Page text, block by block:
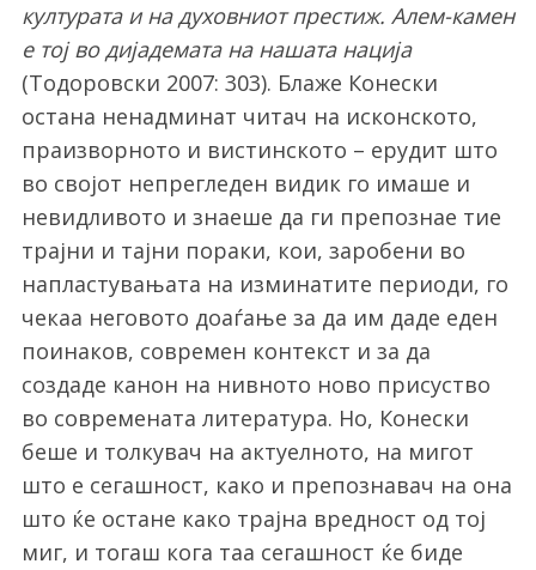
културата и на духовниот престиж. Алем-камен
е тој во дијадемата на нашата нација
(Тодоровски 2007: 303). Блаже Конески
остана ненадминат читач на исконското,
праизворното и вистинското – ерудит што
во својот непрегледен видик го имаше и
невидливото и знаеше да ги препознае тие
трајни и тајни пораки, кои, заробени во
напластувањата на изминатите периоди, го
чекаа неговото доаѓање за да им даде еден
поинаков, современ контекст и за да
создаде канон на нивното ново присуство
во современата литература. Но, Конески
беше и толкувач на актуелното, на мигот
што е сегашност, како и препознавач на она
што ќе остане како трајна вредност од тој
миг, и тогаш кога таа сегашност ќе биде